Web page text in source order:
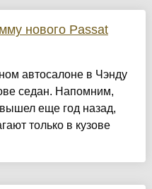
нового Passat
автосалоне в Чэнду
седан. Напомним,
еще год назад,
только в кузове